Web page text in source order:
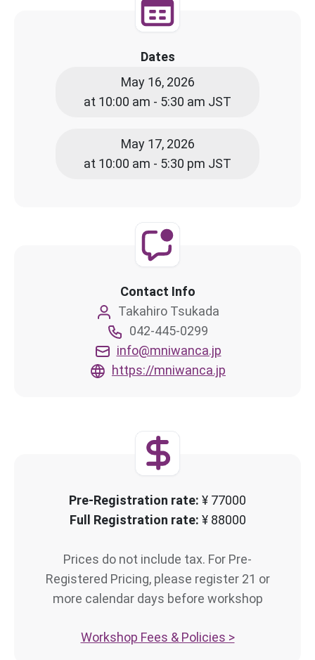
Dates
May 16, 2026
at 10:00 am - 5:30 am JST
May 17, 2026
at 10:00 am - 5:30 pm JST
Contact Info
Takahiro Tsukada
042-445-0299
info@mniwanca.jp
https://mniwanca.jp
Pre-Registration rate: ¥ 77000
Full Registration rate: ¥ 88000
Prices do not include tax. For Pre-
Registered Pricing, please register 21 or
more calendar days before workshop
Workshop Fees & Policies >